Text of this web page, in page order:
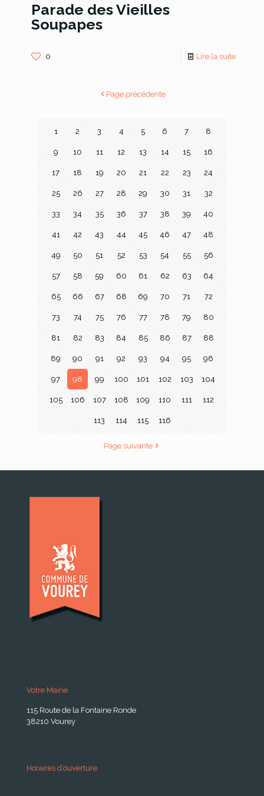
Parade des Vieilles
Soupapes
0 Lire la suite
Page précédente
1 2 3 4 5 6 7 8
9 10 11 12 13 14 15 16
17 18 19 20 21 22 23 24
25 26 27 28 29 30 31 32
33 34 35 36 37 38 39 40
41 42 43 44 45 46 47 48
49 50 51 52 53 54 55 56
57 58 59 60 61 62 63 64
65 66 67 68 69 70 71 72
73 74 75 76 77 78 79 80
81 82 83 84 85 86 87 88
89 90 91 92 93 94 95 96
97 98 99 100 101 102 103 104
105 106 107 108 109 110 111 112
113 114 115 116
Page suivante
Votre Mairie
115 Route de la Fontaine Ronde
38210 Vourey
Horaires d’ouverture